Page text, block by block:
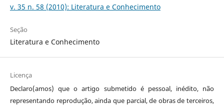
v. 35 n. 58 (2010): Literatura e Conhecimento
Seção
Literatura e Conhecimento
Licença
Declaro(amos) que o artigo submetido é pessoal, inédito, não
representando reprodução, ainda que parcial, de obras de terceiros,